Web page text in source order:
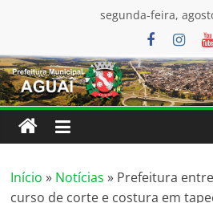
conteúdo
segunda-feira,
Início » Notícias » Prefeitura
curso de corte e costura em